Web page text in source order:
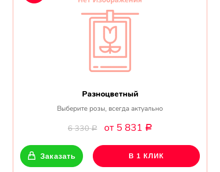
Разноцветный
Выберите розы, всегда актуально
6 330Р от 5 831 Р
Заказать В 1 КЛИК